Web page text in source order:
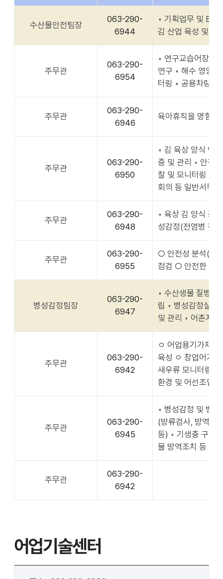
수산물안전팀장
063-290-
6944
◦ 기획업무 및
김 산업 육성 및 실
주무관
063-290-
6954
◦ 연구교습어장 운
연구 ◦ 해수 영양
터링 ◦ 공용차량관
주무관
063-290-
6946
육아휴직을 명함.
주무관
063-290-
6950
◦ 김 육상 양식 연
증 및 관리 ◦ 안전
찰 및 모니터링 ◦
회의 등 일반서무
주무관
063-290-
6948
◦ 육상 김 양식 공
성감정(전염병 진
주무관
063-290-
6955
○ 안전성 분석(잔
점검 ○ 안전한 수
병성감정팀장
063-290-
6947
◦ 수산생물 질병관
립 ◦ 병성감정실시
및 관리 ◦ 어촌지
주무관
063-290-
6942
ㅇ 어업용기가재
육성 ㅇ 창업어가
새우류 모니터링
환경 및 어선조업
주무관
063-290-
6945
◦ 병성감정 및 병
(방류검사, 방역교
등) ◦ 기생충 구제
물 방역조치 등
주무관
063-290-
6942
어업기술센터